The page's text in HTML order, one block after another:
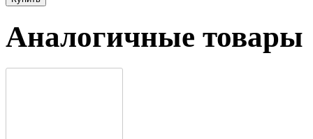
Аналогичные товары